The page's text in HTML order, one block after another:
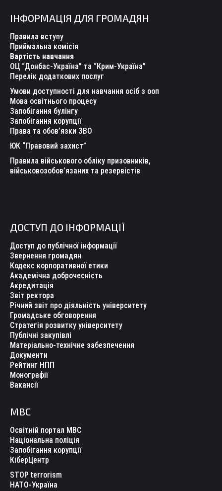
opens
in
new
window
opens
in
new
window
opens
in
new
window
opens
in
new
window
opens
new
opens
ІНФОРМАЦІЯ ДЛЯ ГРОМАДЯН
Правила вступу
Приймальна комісія
Вартість навчання
ОЦ “Донбас-Україна” та “Крим-Україна”
Перелік додаткових послуг
Умови доступності для навчання осіб з ооп
Мова освітнього процесу
Запобігання булінгу
Запобігання корупції
Права та обов’язки ЗВО
ЮК “Правовий захист”
Правила військового обліку призовників,
військовозобов’язаних та резервістів
ДОСТУП ДО ІНФОРМАЦІЇ
Доступ до публічної інформації
Звернення громадян
Кодекс корпоративної етики
Академічна доброчесність
Акредитація
Звіт ректора
Річний звіт про діяльність університету
Громадське обговорення
Стратегія розвитку університету
Публічні закупівлі
Матеріально-технічне забезпечення
Документи
Рейтинг НПП
Монографії
Вакансії
МВС
Освітній портал МВС
Національна поліція
Запобігання корупції
КіберЦентр
STOP terrorism
НАТО-Україна